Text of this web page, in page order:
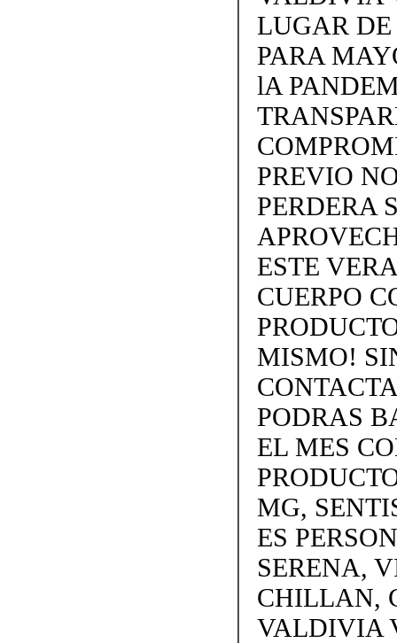
LUGAR
PARA
lA
PREVIO
PERDERA
ESTE
CUERPO
MISMO!
PODRAS
EL MES
MG,
ES
SERENA,
CHILLAN,
VALDIVIA